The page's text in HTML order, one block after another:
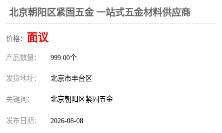
北京朝阳区紧固五金 一站式五金材料供应商
价格： 面议
产品数量： 999.00个
发货地址： 北京市丰台区
关键词： 北京朝阳区紧固五金
发布日期： 2026-08-08